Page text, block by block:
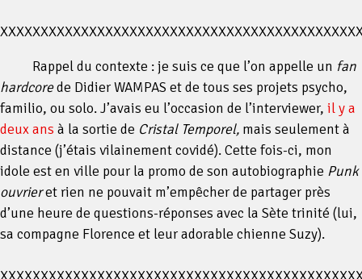
transformation, driven by increased internet access,
the industries benefiting from this evolution is the online
gaming sector, where user preferences are shifting toward
more immersive and rewarding experiences. While casual
mobile games remain popular, there is a growing demand
for platforms offering both entertainment and earning
potential. This explains the rising interest in regulated
online casinos in India, which combine user-centric design
with advanced payment systems like UPI, Paytm, and bank
transfers. These platforms are now catering to both
Rappel du contexte : je suis ce que l’on appelle un fan
hardcorede Didier WAMPAS et de tous ses projets psycho,
familio, ou solo. J’avais eu l’occasion de l’interviewer, il y a
deux ans à la sortie de Cristal Temporel, mais seulement à
distance (j’étais vilainement covidé). Cette fois-ci, mon
idole est en ville pour la promo de son autobiographie Punk
ouvrieret rien ne pouvait m’empêcher de partager près
d’une heure de questions-réponses avec la Sète trinité (lui,
sa compagne Florence et leur adorable chienne Suzy).